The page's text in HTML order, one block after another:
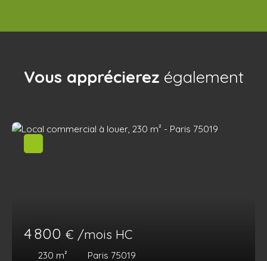
Vous apprécierez également
4 800 € /mois HC
230 m² Paris 75019